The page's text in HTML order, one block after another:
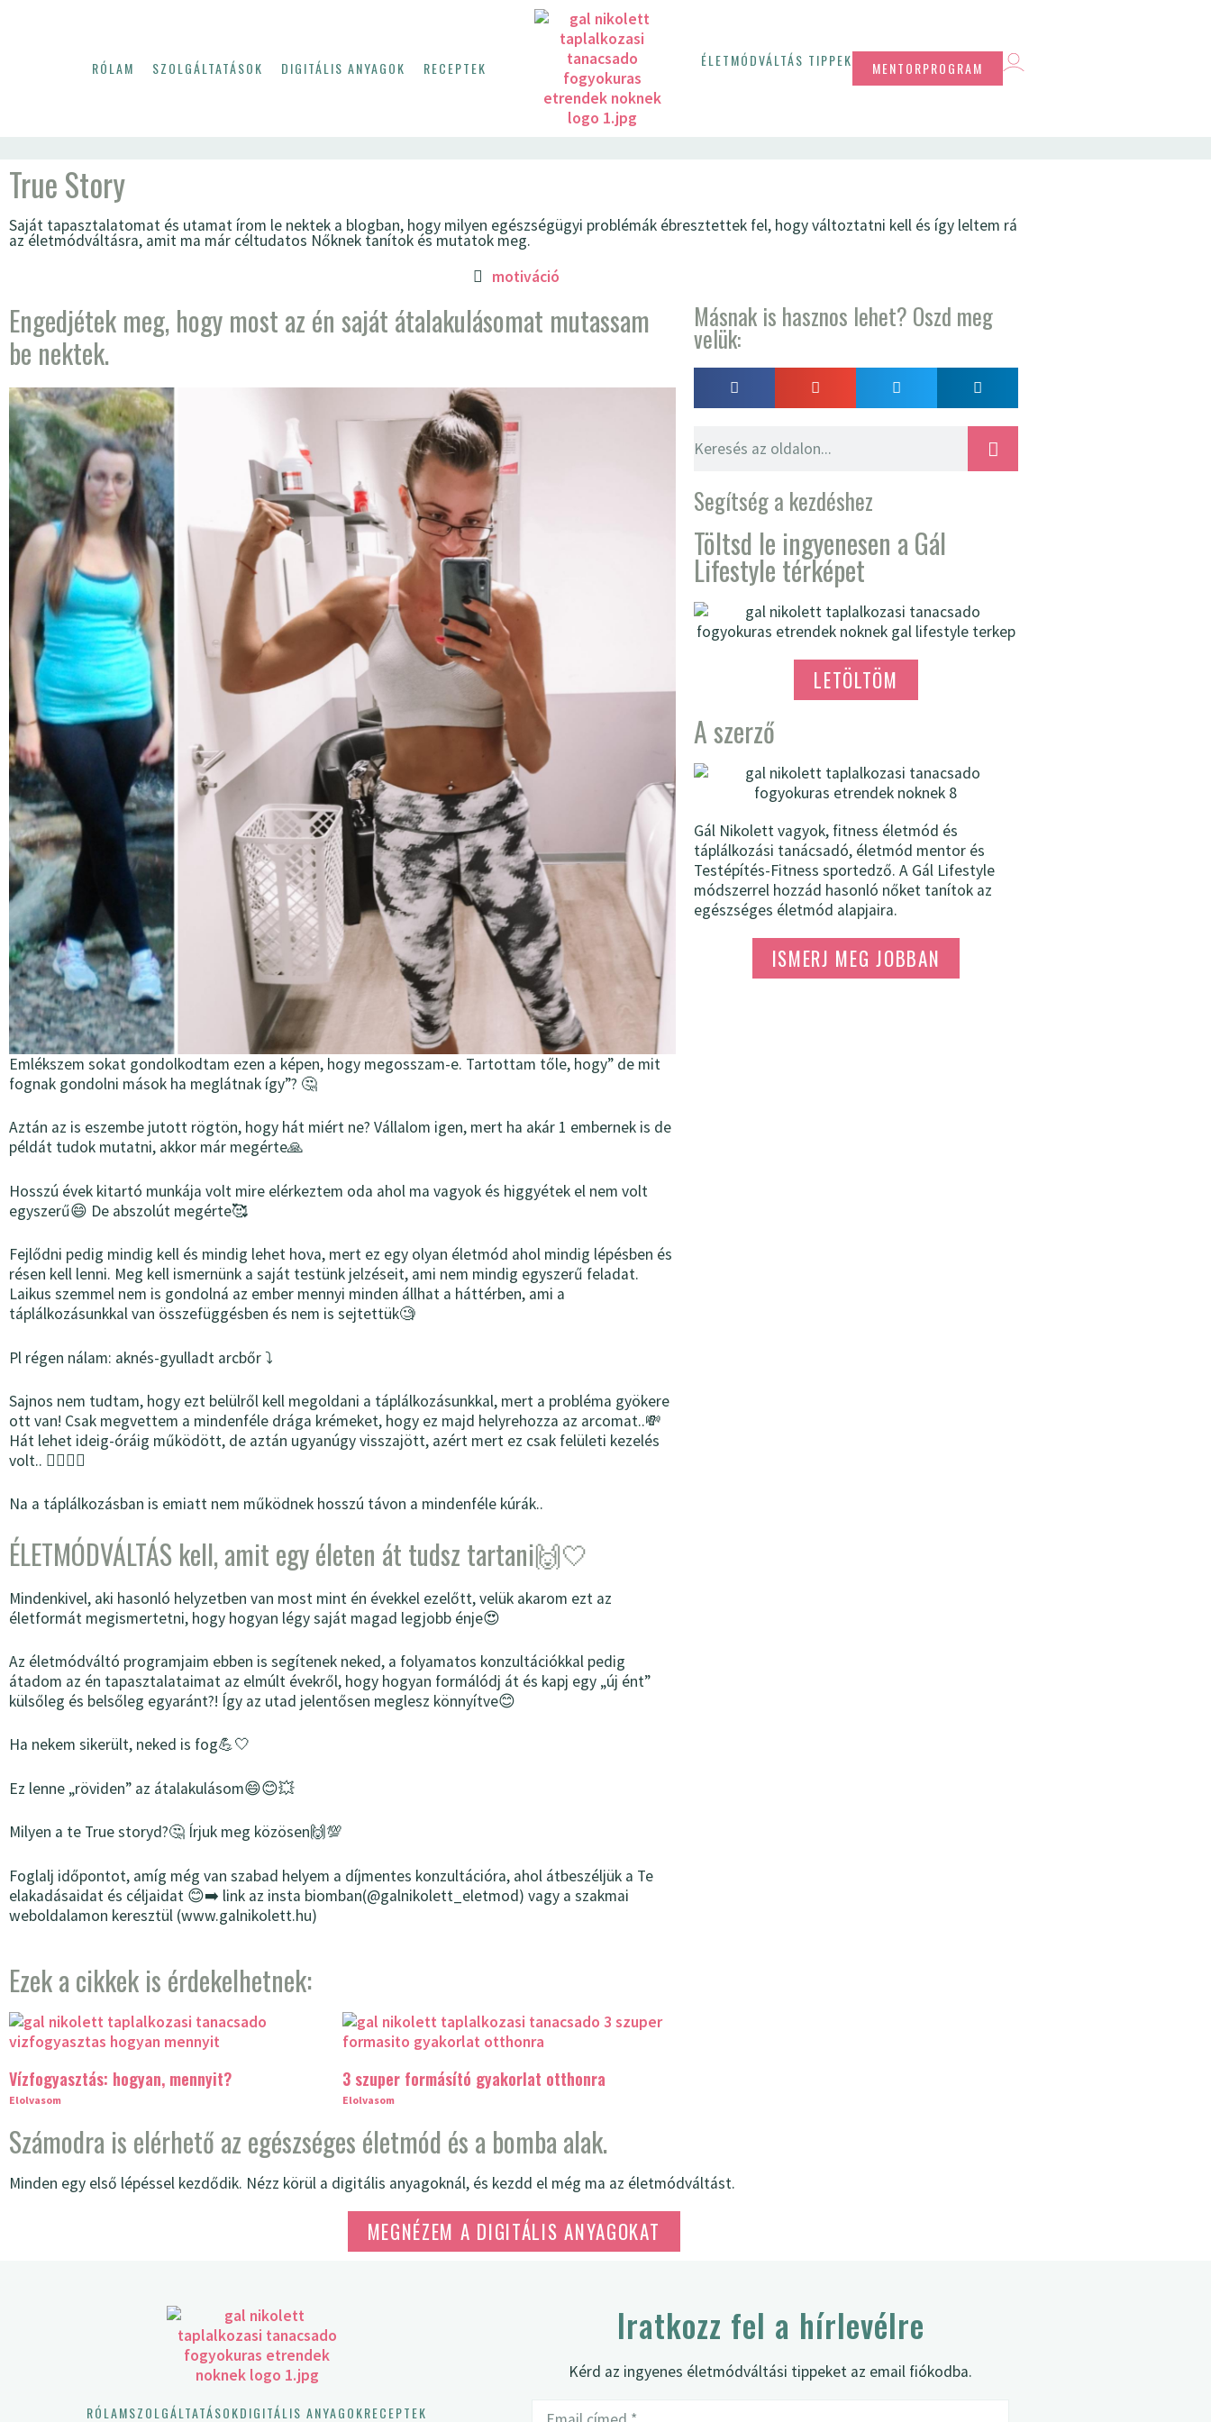
RÓLAM SZOLGÁLTATÁSOK DIGITÁLIS ANYAGOK RECEPTEK ÉLETMÓDVÁLTÁS TIPPEK MENTORPROGRAM
True Story
Saját tapasztalatomat és utamat írom le nektek a blogban, hogy milyen egészségügyi problémák ébresztettek fel, hogy változtatni kell és így leltem rá
az életmódváltásra, amit ma már céltudatos Nőknek tanítok és mutatok meg.
motiváció
Engedjétek meg, hogy most az én saját átalakulásomat mutassam
be nektek.
Emlékszem sokat gondolkodtam ezen a képen, hogy megosszam-e. Tartottam tőle, hogy” de mit
fognak gondolni mások ha meglátnak így”? 🤔
Aztán az is eszembe jutott rögtön, hogy hát miért ne? Vállalom igen, mert ha akár 1 embernek is de
példát tudok mutatni, akkor már megérte🙏
Hosszú évek kitartó munkája volt mire elérkeztem oda ahol ma vagyok és higgyétek el nem volt
egyszerű😄 De abszolút megérte🥰
Fejlődni pedig mindig kell és mindig lehet hova, mert ez egy olyan életmód ahol mindig lépésben és
résen kell lenni. Meg kell ismernünk a saját testünk jelzéseit, ami nem mindig egyszerű feladat.
Laikus szemmel nem is gondolná az ember mennyi minden állhat a háttérben, ami a
táplálkozásunkkal van összefüggésben és nem is sejtettük🧐
Pl régen nálam: aknés-gyulladt arcbőr ⤵️
Sajnos nem tudtam, hogy ezt belülről kell megoldani a táplálkozásunkkal, mert a probléma gyökere
ott van! Csak megvettem a mindenféle drága krémeket, hogy ez majd helyrehozza az arcomat..💸
Hát lehet ideig-óráig működött, de aztán ugyanúgy visszajött, azért mert ez csak felületi kezelés
volt.. 🤷‍♀️🤦‍♀️
Na a táplálkozásban is emiatt nem működnek hosszú távon a mindenféle kúrák..
ÉLETMÓDVÁLTÁS kell, amit egy életen át tudsz tartani🙌🤍
Mindenkivel, aki hasonló helyzetben van most mint én évekkel ezelőtt, velük akarom ezt az
életformát megismertetni, hogy hogyan légy saját magad legjobb énje😍
Az életmódváltó programjaim ebben is segítenek neked, a folyamatos konzultációkkal pedig
átadom az én tapasztalataimat az elmúlt évekről, hogy hogyan formálódj át és kapj egy „új ént”
külsőleg és belsőleg egyaránt?! Így az utad jelentősen meglesz könnyítve😊
Ha nekem sikerült, neked is fog💪🤍
Ez lenne „röviden” az átalakulásom😄😊💥
Milyen a te True storyd?🤔 Írjuk meg közösen🙌💯
Foglalj időpontot, amíg még van szabad helyem a díjmentes konzultációra, ahol átbeszéljük a Te
elakadásaidat és céljaidat 😊➡️ link az insta biomban(@galnikolett_eletmod) vagy a szakmai
weboldalamon keresztül (www.galnikolett.hu)
Ezek a cikkek is érdekelhetnek:
Vízfogyasztás: hogyan, mennyit?
Elolvasom
3 szuper formásító gyakorlat otthonra
Elolvasom
Másnak is hasznos lehet? Oszd meg
velük:
Segítség a kezdéshez
Töltsd le ingyenesen a Gál
Lifestyle térképet
LETÖLTÖM
A szerző
Gál Nikolett vagyok, fitness életmód és
táplálkozási tanácsadó, életmód mentor és
Testépítés-Fitness sportedző. A Gál Lifestyle
módszerrel hozzád hasonló nőket tanítok az
egészséges életmód alapjaira.
ISMERJ MEG JOBBAN
Számodra is elérhető az egészséges életmód és a bomba alak.
Minden egy első lépéssel kezdődik. Nézz körül a digitális anyagoknál, és kezdd el még ma az életmódváltást.
MEGNÉZEM A DIGITÁLIS ANYAGOKAT
RÓLAMSZOLGÁLTATÁSOKDIGITÁLIS ANYAGOKRECEPTEK
Iratkozz fel a hírlevélre
Kérd az ingyenes életmódváltási tippeket az email fiókodba.